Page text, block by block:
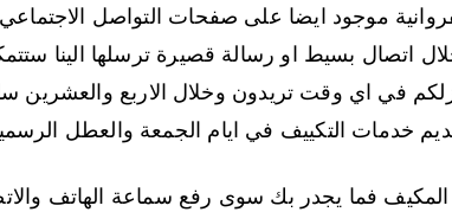
موجود ايضا على صفحات التواصل
اتصال بسيط او رسالة قصيرة ترسلها الينا
في اي وقت تريدون وخلال الاربع والعشرين
خدمات التكييف في ايام الجمعة والعطل
فما يجدر بك سوى رفع سماعة الهاتف